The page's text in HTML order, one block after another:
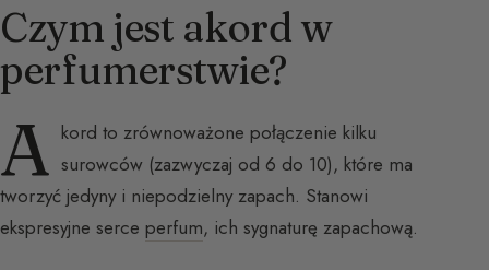
Czym jest akord w
perfumerstwie?
A kord to zrównoważone połączenie kilku
surowców (zazwyczaj od 6 do 10), które ma
tworzyć jedyny i niepodzielny zapach. Stanowi
ekspresyjne serce perfum, ich sygnaturę zapachową.